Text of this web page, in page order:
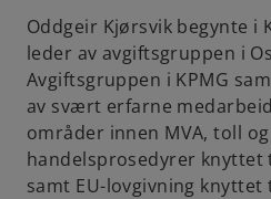
n
s
i
n
a
n
e
Oddgeir Kjørsvik begynte i
leder av avgiftsgruppen i
Avgiftsgruppen i KPMG
av svært erfarne
områder innen MVA, toll
handelsprosedyrer
samt EU-lovgivning